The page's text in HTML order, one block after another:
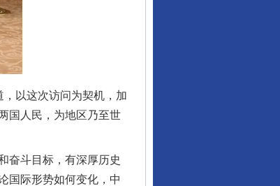
以这次访问为契机，加
国人民，为地区乃至世
奋斗目标，有深厚历史
国际形势如何变化，中